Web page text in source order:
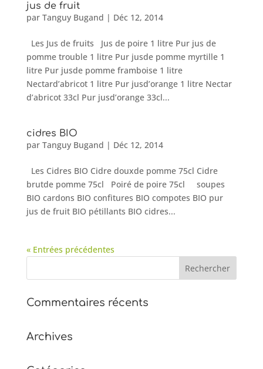
jus de fruit
par Tanguy Bugand | Déc 12, 2014
Les Jus de fruits Jus de poire 1 litre Pur jus de
pomme trouble 1 litre Pur jusde pomme myrtille 1
litre Pur jusde pomme framboise 1 litre
Nectard’abricot 1 litre Pur jusd’orange 1 litre Nectar
d’abricot 33cl Pur jusd’orange 33cl...
cidres BIO
par Tanguy Bugand | Déc 12, 2014
Les Cidres BIO Cidre douxde pomme 75cl Cidre
brutde pomme 75cl Poiré de poire 75cl soupes
BIO cardons BIO confitures BIO compotes BIO pur
jus de fruit BIO pétillants BIO cidres...
« Entrées précédentes
Commentaires récents
Archives